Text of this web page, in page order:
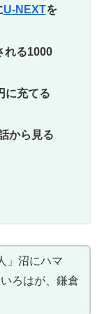
U-NEXTを
れる1000
に充てる
から見る
」沼にハマ
ろはが、鎌倉